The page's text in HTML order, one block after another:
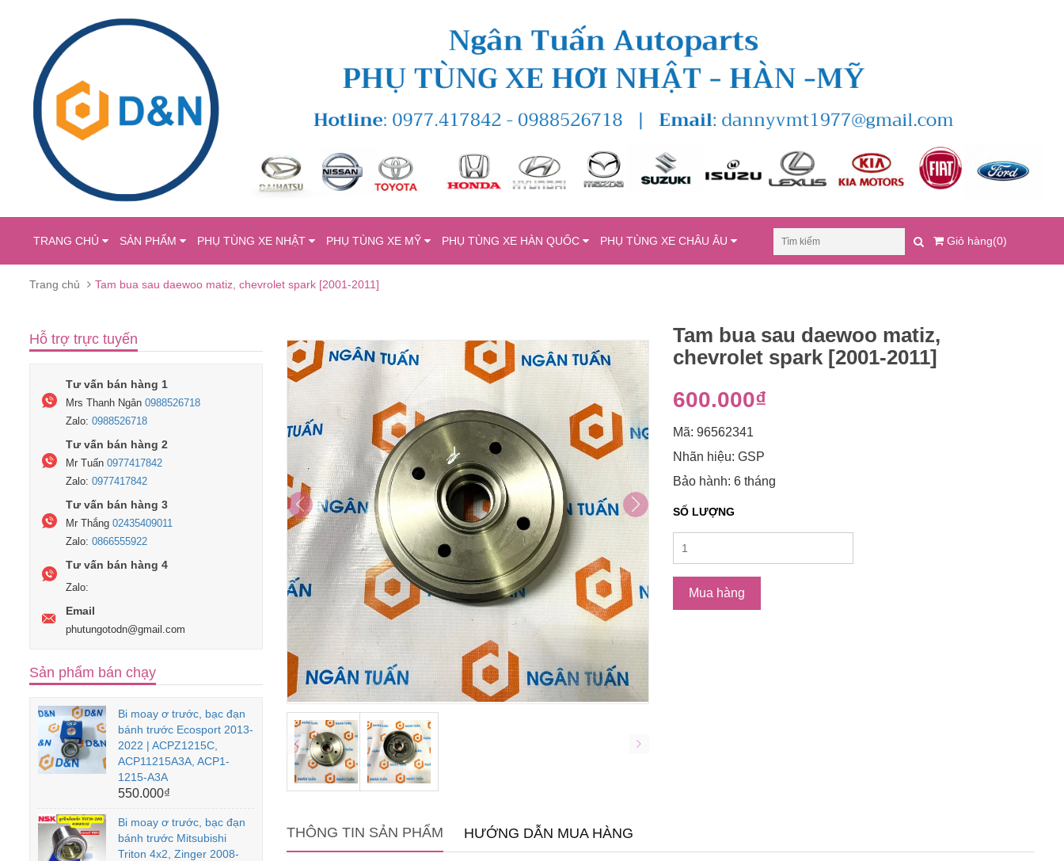
TRANG CHỦ SẢN PHẨM PHỤ TÙNG XE NHẬT PHỤ TÙNG XE MỸ PHỤ TÙNG XE HÀN QUỐC PHỤ TÙNG XE CHÂU ÂU Giỏ hàng(0)
Trang chủ Tam bua sau daewoo matiz, chevrolet spark [2001-2011]
Tam bua sau daewoo matiz,
chevrolet spark [2001-2011]
600.000₫
Mã: 96562341
Nhãn hiệu: GSP
Bảo hành: 6 tháng
SỐ LƯỢNG
Mua hàng
THÔNG TIN SẢN PHẨM HƯỚNG DẪN MUA HÀNG
Hỗ trợ trực tuyến
Tư vấn bán hàng 1
Mrs Thanh Ngân 0988526718
Zalo: 0988526718
Tư vấn bán hàng 2
Mr Tuấn 0977417842
Zalo: 0977417842
Tư vấn bán hàng 3
Mr Thắng 02435409011
Zalo: 0866555922
Tư vấn bán hàng 4
Zalo:
Email
phutungotodn@gmail.com
Sản phẩm bán chạy
Bi moay ơ trước, bạc đạn
bánh trước Ecosport 2013-
2022 | ACPZ1215C,
ACP11215A3A, ACP1-
1215-A3A
550.000₫
Bi moay ơ trước, bạc đạn
bánh trước Mitsubishi
Triton 4x2, Zinger 2008-